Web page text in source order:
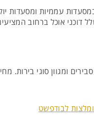
עממיות ומסעדות
אוכל ברחוב
ומגוון סוגי בירות.
לבודפשט